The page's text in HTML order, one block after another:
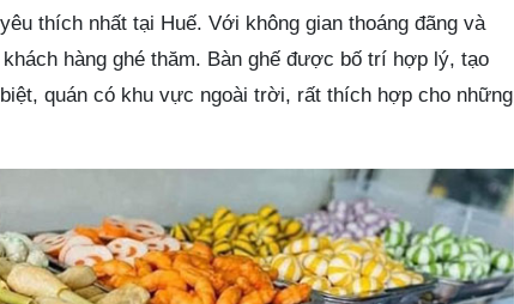
thích nhất tại Huế. Với không gian thoáng đãng và
hàng ghé thăm. Bàn ghế được bố trí hợp lý, tạo
quán có khu vực ngoài trời, rất thích hợp cho những